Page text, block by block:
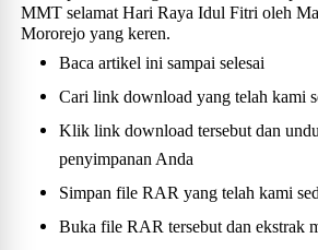
MMT selamat Hari Raya Idul Fitri oleh
Mororejo yang keren.
Baca artikel ini sampai selesai
Cari link download yang telah kami
Klik link download tersebut dan
penyimpanan Anda
Simpan file RAR yang telah kami
Buka file RAR tersebut dan ekstrak